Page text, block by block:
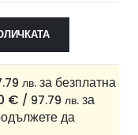
лв.за безплатна
€ / 97.79 лв. за
да